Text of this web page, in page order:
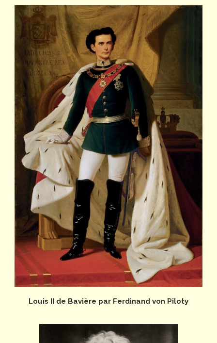
Louis II de Bavière par Ferdinand von Piloty